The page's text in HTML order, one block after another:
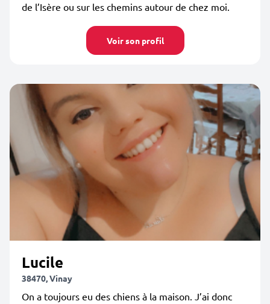
de l’Isère ou sur les chemins autour de chez moi.
Voir son profil
Lucile
38470, Vinay
On a toujours eu des chiens à la maison. J’ai donc